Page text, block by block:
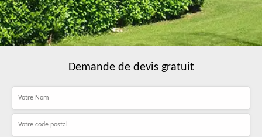
Demande de devis gratuit